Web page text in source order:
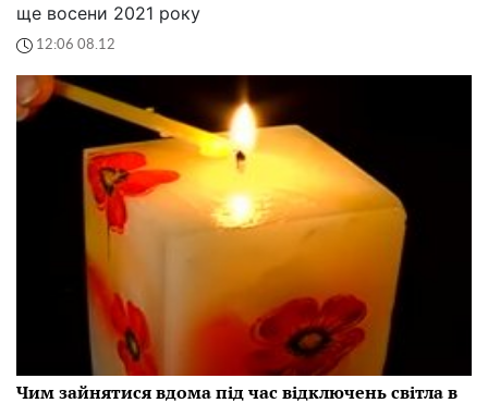
ще восени 2021 року
12:06 08.12
Чим зайнятися вдома під час відключень світла в